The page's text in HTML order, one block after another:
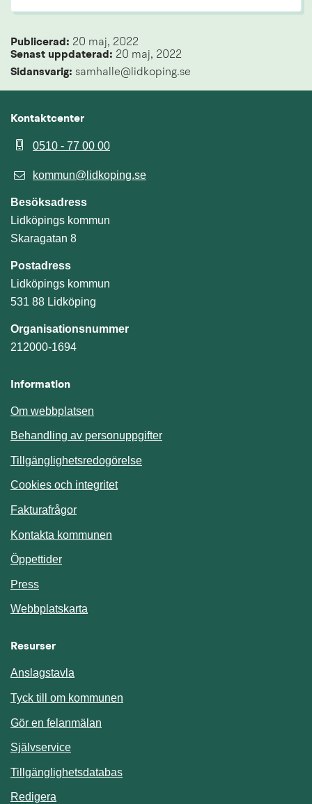
Publicerad: 20 maj, 2022
Senast uppdaterad: 20 maj, 2022
Sidansvarig: samhalle@lidkoping.se
Kontaktcenter
0510 - 77 00 00
kommun@lidkoping.se
Besöksadress
Lidköpings kommun
Skaragatan 8
Postadress
Lidköpings kommun
531 88 Lidköping
Organisationsnummer
212000-1694
Information
Om webbplatsen
Behandling av personuppgifter
Tillgänglighetsredogörelse
Cookies och integritet
Fakturafrågor
Kontakta kommunen
Öppettider
Press
Webbplatskarta
Resurser
Anslagstavla
Tyck till om kommunen
Gör en felanmälan
SjälvserviceLänk till annan webbplats.
TillgänglighetsdatabasLänk till annan webbplats.
Redigera